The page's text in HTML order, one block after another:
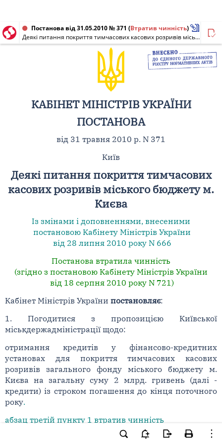
Постанова від 31.05.2010 № 371 (Втратив чинність)
Деякі питання покриття тимчасових касових розривів міського бюджету м. Києва